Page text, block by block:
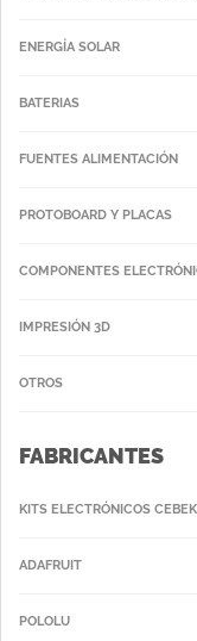
ENERGÍA SOLAR
BATERIAS
FUENTES ALIMENTACIÓN
PROTOBOARD Y PLACAS
COMPONENTES
IMPRESIÓN 3D
OTROS
FABRICANTES
KITS ELECTRÓNICOS CEBEK
ADAFRUIT
POLOLU